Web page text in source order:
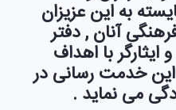
به این عزیزان
آنان , دفتر
ایثارگر با اهداف
این خدمت رسانی در
می نماید .